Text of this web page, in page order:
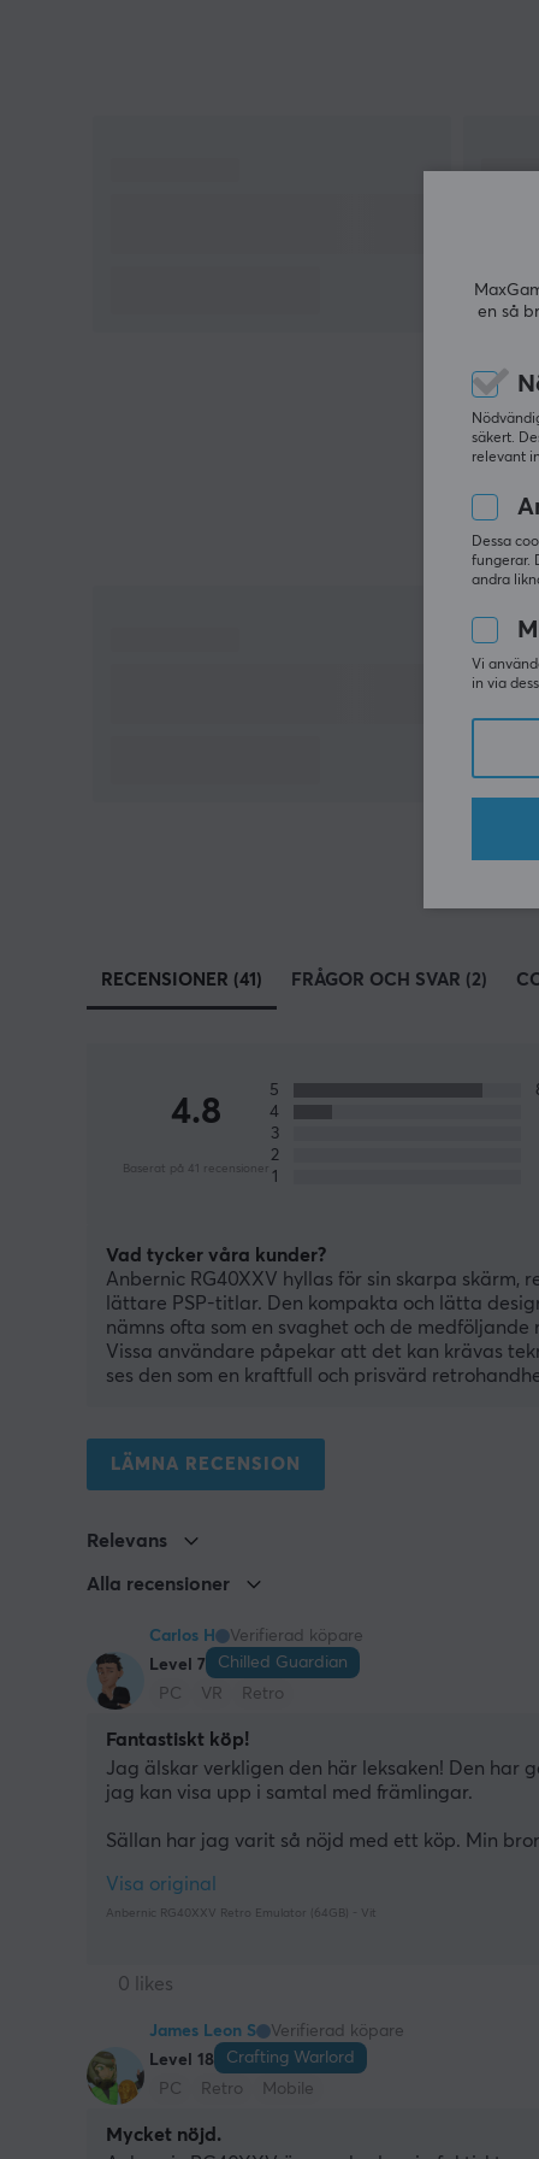
RECENSIONER (41) FRÅGOR OCH SVAR (2)
4.8
Baserat på 41 recensioner
5
4
3
2
1
Vad tycker våra kunder?
Anbernic RG40XXV hyllas för sin skarpa skärm,
lättare PSP-titlar. Den kompakta och lätta
nämns ofta som en svaghet och de
Vissa användare påpekar att det kan krävas
ses den som en kraftfull och prisvärd
LÄMNA RECENSION
Relevans
Alla recensioner
Carlos H
Verifierad köpare
Level 7
Chilled Guardian
PC
VR Retro
Fantastiskt köp!
Jag älskar verkligen den här leksaken! Den har
jag kan visa upp i samtal med främlingar.
Sällan har jag varit så nöjd med ett köp. Min
Visa original
Anbernic RG40XXV Retro Emulator (64GB) - Vit
0 likes
James Leon S
Verifierad köpare
Level 18
Crafting Warlord
PC
Retro Mobile
Mycket nöjd.
en så
säkert.
relevant
Dessa
fungerar.
andra
Vi
in via